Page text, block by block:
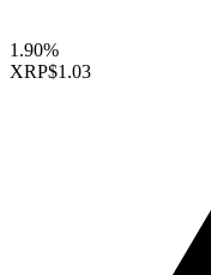
1.90%
XRP$1.03